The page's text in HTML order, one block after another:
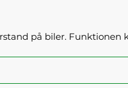
på biler.